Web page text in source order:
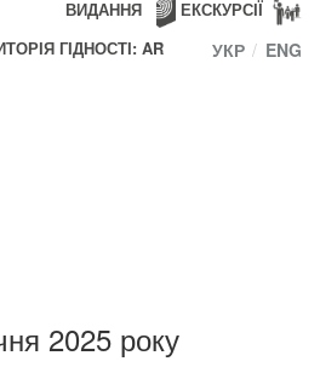
ЕКСКУРСІЇ
ВИДАННЯ
ГІДНОСТІ: AR
УКР ENG
2025 року